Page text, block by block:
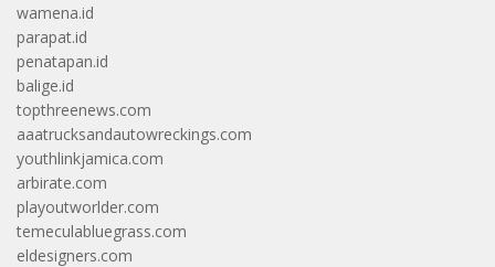
wamena.id
parapat.id
penatapan.id
balige.id
topthreenews.com
aaatrucksandautowreckings.com
youthlinkjamica.com
arbirate.com
playoutworlder.com
temeculabluegrass.com
eldesigners.com